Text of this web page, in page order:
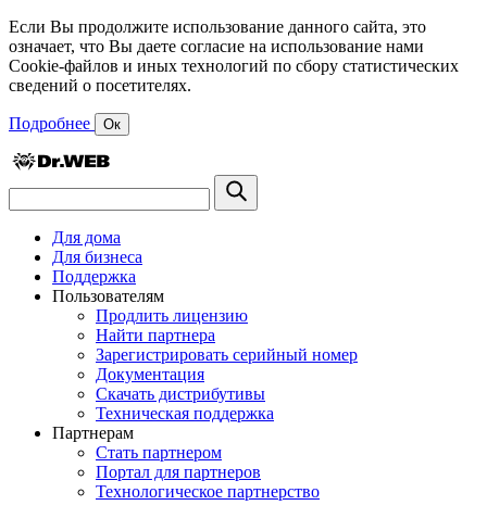
Если Вы продолжите использование данного сайта, это
означает, что Вы даете согласие на использование нами
Cookie-файлов и иных технологий по сбору статистических
сведений о посетителях.
Подробнее Ок
Для дома
Для бизнеса
Поддержка
Пользователям
Продлить лицензию
Найти партнера
Зарегистрировать серийный номер
Документация
Скачать дистрибутивы
Техническая поддержка
Партнерам
Стать партнером
Портал для партнеров
Технологическое партнерство